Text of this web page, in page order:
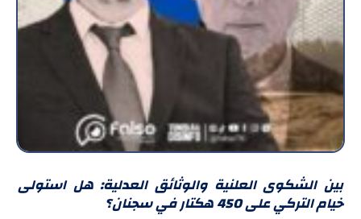
بين الشكوى العلنية والوثائق العدلية: هل استولى
خيام التركي على 450 هكتار في سجنان؟